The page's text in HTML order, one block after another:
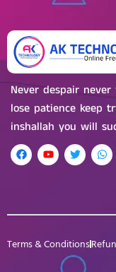
Never despair
lose patience keep
inshallah you will
Terms & Conditions